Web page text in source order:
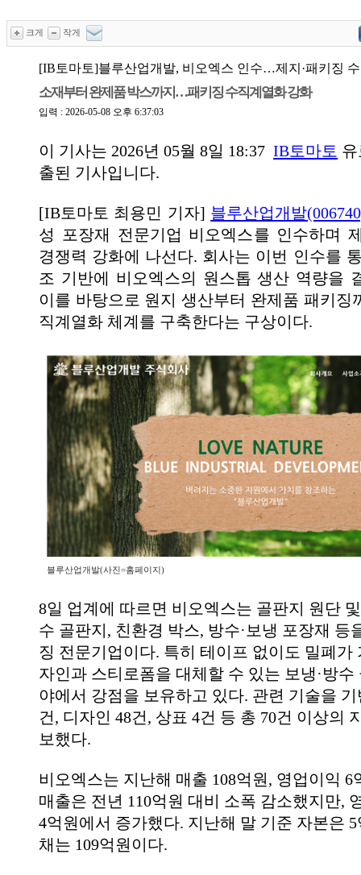
크게 작게
[IB토마토]블루산업개발, 비오엑스 인수…제지·패키징
소재부터 완제품 박스까지…패키징 수직계열화 강화
입력 : 2026-05-08 오후 6:37:03
이 기사는 2026년 05월 8일 18:37 IB토마토
출된 기사입니다.
[IB토마토 최용민 기자] 블루산업개발
성 포장재 전문기업 비오엑스를 인수하며
경쟁력 강화에 나선다. 회사는 이번 인수를
조 기반에 비오엑스의 원스톱 생산 역량을
이를 바탕으로 원지 생산부터 완제품 패키징
직계열화 체계를 구축한다는 구상이다.
블루산업개발(사진=홈페이지)
8일 업계에 따르면 비오엑스는 골판지 원단
수 골판지, 친환경 박스, 방수·보냉 포장재 등
징 전문기업이다. 특히 테이프 없이도 밀폐가
자인과 스티로폼을 대체할 수 있는 보냉·방수
야에서 강점을 보유하고 있다. 관련 기술을
건, 디자인 48건, 상표 4건 등 총 70건 이상의
보했다.
비오엑스는 지난해 매출 108억원, 영업이익 6
매출은 전년 110억원 대비 소폭 감소했지만,
4억원에서 증가했다. 지난해 말 기준 자본은 5
채는 109억원이다.